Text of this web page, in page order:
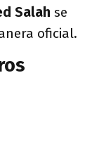
Salah se
oficial.